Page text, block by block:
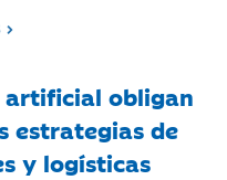
obligan
estrategias de
y logísticas